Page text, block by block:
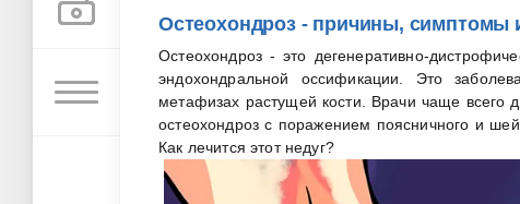
Остеохондроз - причины, симптомы
Остеохондроз - это дегенеративно-
эндохондральной оссификации. Это
метафизах растущей кости. Врачи чаще всего
остеохондроз с поражением поясничного и
Как лечится этот недуг?